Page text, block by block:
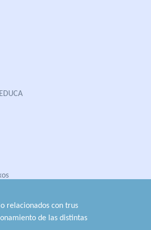
relacionados con trus
de las distintas